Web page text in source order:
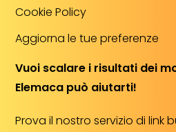
Cookie Policy
Aggiorna le tue preferenze
Vuoi scalare i risultati dei
Elemaca può aiutarti!
Prova il nostro servizio di link